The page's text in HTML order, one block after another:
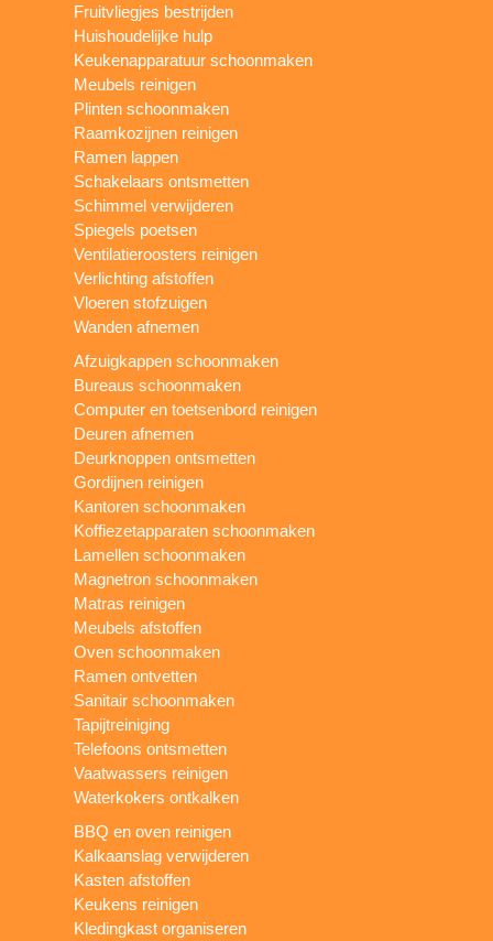
Fruitvliegjes bestrijden
Huishoudelijke hulp
Keukenapparatuur schoonmaken
Meubels reinigen
Plinten schoonmaken
Raamkozijnen reinigen
Ramen lappen
Schakelaars ontsmetten
Schimmel verwijderen
Spiegels poetsen
Ventilatieroosters reinigen
Verlichting afstoffen
Vloeren stofzuigen
Wanden afnemen
Afzuigkappen schoonmaken
Bureaus schoonmaken
Computer en toetsenbord reinigen
Deuren afnemen
Deurknoppen ontsmetten
Gordijnen reinigen
Kantoren schoonmaken
Koffiezetapparaten schoonmaken
Lamellen schoonmaken
Magnetron schoonmaken
Matras reinigen
Meubels afstoffen
Oven schoonmaken
Ramen ontvetten
Sanitair schoonmaken
Tapijtreiniging
Telefoons ontsmetten
Vaatwassers reinigen
Waterkokers ontkalken
BBQ en oven reinigen
Kalkaanslag verwijderen
Kasten afstoffen
Keukens reinigen
Kledingkast organiseren